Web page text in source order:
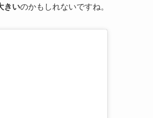
きいのかもしれないですね。